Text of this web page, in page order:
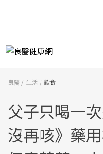
良醫 生活 飲食
父子只喝一
沒再咳》藥